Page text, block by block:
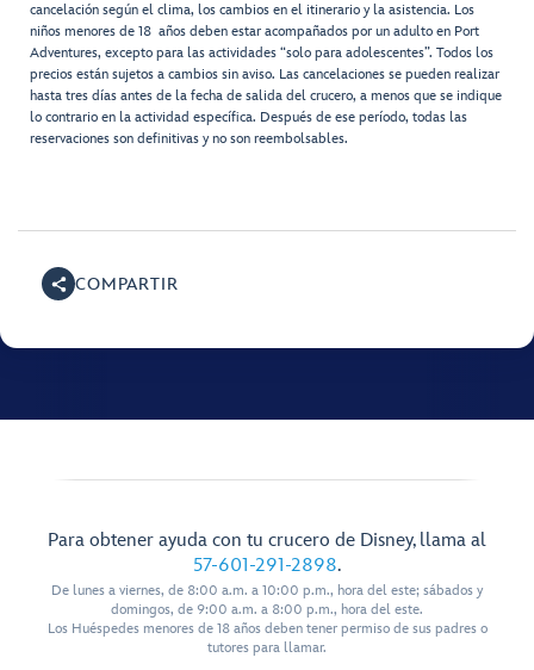
cancelación según el clima, los cambios en el itinerario y la asistencia. Los
niños menores de 18 años deben estar acompañados por un adulto en Port
Adventures, excepto para las actividades “solo para adolescentes”. Todos los
precios están sujetos a cambios sin aviso. Las cancelaciones se pueden realizar
hasta tres días antes de la fecha de salida del crucero, a menos que se indique
lo contrario en la actividad específica. Después de ese período, todas las
reservaciones son definitivas y no son reembolsables.
COMPARTIR
Para obtener ayuda con tu crucero de Disney, llama al
57-601-291-2898.
De lunes a viernes, de 8:00 a.m. a 10:00 p.m., hora del este; sábados y
domingos, de 9:00 a.m. a 8:00 p.m., hora del este.
Los Huéspedes menores de 18 años deben tener permiso de sus padres o
tutores para llamar.